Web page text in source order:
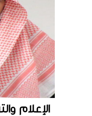
الإعلام